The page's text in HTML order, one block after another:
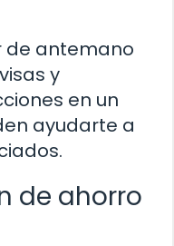
de antemano
y
en un
ayudarte a
de ahorro